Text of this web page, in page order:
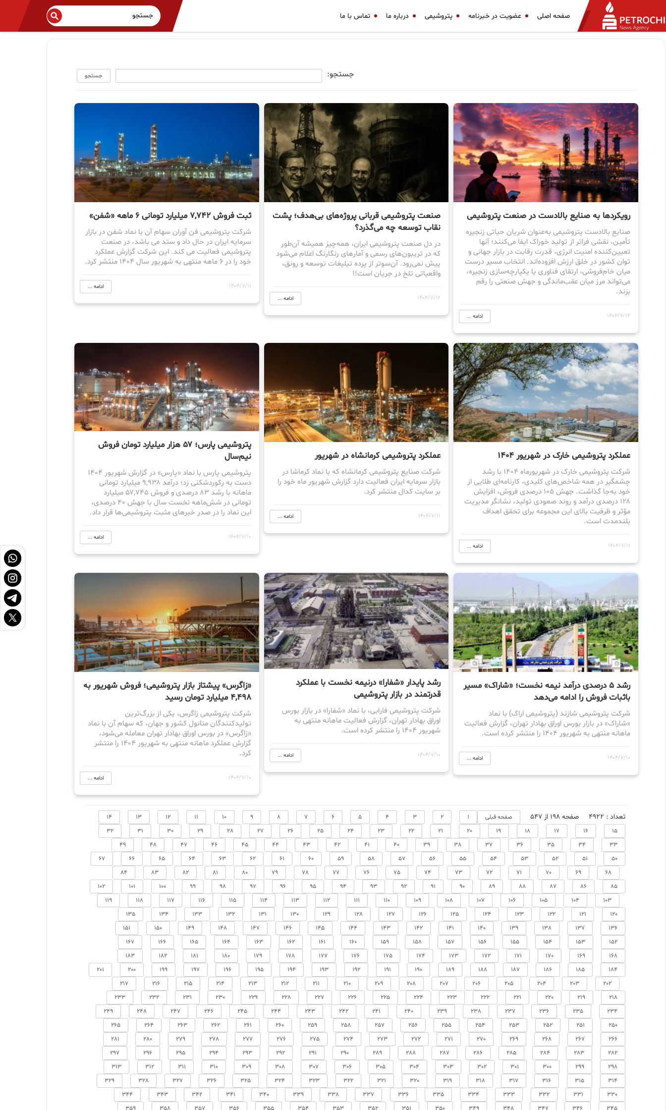
صفحه اصلی عضویت در خبرنامه پتروشیمی درباره ما تماس با ما
جستجو: جستجو
رویکردها به صنایع بالادست در صنعت پتروشیمی
صنایع بالادست پتروشیمی به‌عنوان شریان حیاتی زنجیره
تأمین، نقشی فراتر از تولید خوراک ایفا می‌کنند؛ آنها
تعیین‌کننده امنیت انرژی، قدرت رقابت در بازار جهانی و
توان کشور در خلق ارزش افزوده‌اند. انتخاب مسیر درست
میان خام‌فروشی، ارتقای فناوری یا یکپارچه‌سازی زنجیره،
می‌تواند مرز میان عقب‌ماندگی و جهش صنعتی را رقم
بزند.
1404/7/12 ادامه ...
صنعت پتروشیمی قربانی پروژه‌های بی‌هدف؛ پشت
نقاب توسعه چه می‌گذرد؟
در دل صنعت پتروشیمی ایران، همه‌چیز همیشه آن‌طور
که در تریبون‌های رسمی و آمارهای رنگارنگ اعلام می‌شود
پیش نمی‌رود. آن‌سوتر از پرده‌ تبلیغات توسعه و رونق،
واقعیاتی تلخ در جریان است!!
1404/7/12 ادامه ...
ثبت فروش ۷,۷۴۲ میلیارد تومانی ۶ ماهه «شفن»
شرکت پتروشیمی فن آوران سهام آن با نماد شفن در بازار
سرمایه ایران در حال داد و ستد می باشد، در صنعت
پتروشیمی فعالیت می کند. این شرکت گزارش عملکرد
خود را در 6 ماهه منتهی به شهریور سال 1404 منتشر کرد.
1404/7/11 ادامه ...
عملکرد پتروشیمی خارک در شهریور 1404
شرکت پتروشیمی خارک در شهریورماه ۱۴۰۴ با رشد
چشمگیر در همه شاخص‌های کلیدی، کارنامه‌ای طلایی از
خود به‌جا گذاشت. جهش ۱۰۵ درصدی فروش، افزایش
۱۲۸ درصدی درآمد و روند صعودی تولید، نشانگر مدیریت
مؤثر و ظرفیت بالای این مجموعه برای تحقق اهداف
بلندمدت است.
1404/7/11 ادامه ...
عملکرد پتروشیمی کرمانشاه در شهریور
شرکت صنایع پتروشیمی کرمانشاه که با نماد کرماشا در
بازار سرمایه ایران فعالیت دارد گزارش شهریور ماه خود را
بر سایت کدال منتشر کرد.
1404/7/11 ادامه ...
پتروشیمی پارس؛ ۵۷ هزار میلیارد تومان فروش
نیم‌سال
پتروشیمی پارس با نماد «پارس» در گزارش شهریور ۱۴۰۴
دست به رکوردشکنی زد؛ درآمد ۹,۹۳۸ میلیارد تومانی
ماهانه با رشد ۸۳ درصدی و فروش ۵۷,۷۴۵ میلیارد
تومانی در شش‌ماهه نخست سال با جهش ۴۰ درصدی،
این نماد را در صدر خبرهای مثبت پتروشیمی‌ها قرار داد.
1404/7/10 ادامه ...
رشد ۵ درصدی درآمد نیمه نخست؛ «شاراک» مسیر
باثبات فروش را ادامه می‌دهد
شرکت پتروشیمی شازند (پتروشیمی اراک) با نماد
«شاراک» در بازار بورس اوراق بهادار تهران، گزارش فعالیت
ماهانه منتهی به شهریور ۱۴۰۴ را منتشر کرده است.
1404/7/10 ادامه ...
رشد پایدار «شفارا» درنیمه نخست با عملکرد
قدرتمند در بازار پتروشیمی
شرکت پتروشیمی فارابی، با نماد «شفارا» در بازار بورس
اوراق بهادار تهران، گزارش فعالیت ماهانه منتهی به
شهریور ۱۴۰۴ را منتشر کرده است.
1404/7/10 ادامه ...
«زاگرس» پیشتاز بازار پتروشیمی؛ فروش شهریور به
۴,۴۹۸ میلیارد تومان رسید
شرکت پتروشیمی زاگرس، یکی از بزرگ‌ترین
تولیدکنندگان متانول کشور و جهان، که سهام آن با نماد
«زاگرس» در بورس اوراق بهادار تهران معامله می‌شود،
گزارش عملکرد ماهانه منتهی به شهریور ۱۴۰۴ را منتشر
کرد.
1404/7/10 ادامه ...
تعداد : 4922 صفحه 198 از 547 صفحه قبلی 1
2
3
4
5
6
7
8
9
10
11
12
13
14
15
16
17
18
19
20
21
22
23
24
25
26
27
28
29
30
31
32
33
34
35
36
37
38
39
40
41
42
43
44
45
46
47
48
49
50
51
52
53
54
55
56
57
58
59
60
61
62
63
64
65
66
67
68
69
70
71
72
73
74
75
76
77
78
79
80
81
82
83
84
85
86
87
88
89
90
91
92
93
94
95
96
97
98
99
100
101
102
103
104
105
106
107
108
109
110
111
112
113
114
115
116
117
118
119
120
121
122
123
124
125
126
127
128
129
130
131
132
133
134
135
136
137
138
139
140
141
142
143
144
145
146
147
148
149
150
151
152
153
154
155
156
157
158
159
160
161
162
163
164
165
166
167
168
169
170
171
172
173
174
175
176
177
178
179
180
181
182
183
184
185
186
187
188
189
190
191
192
193
194
195
196
197
199
200
201
202
203
204
205
206
207
208
209
210
211
212
213
214
215
216
217
218
219
220
221
222
223
224
225
226
227
228
229
230
231
232
233
234
235
236
237
238
239
240
241
242
243
244
245
246
247
248
249
250
251
252
253
254
255
256
257
258
259
260
261
262
263
264
265
266
267
268
269
270
271
272
273
274
275
276
277
278
279
280
281
282
283
284
285
286
287
288
289
290
291
292
293
294
295
296
297
298
299
300
301
302
303
304
305
306
307
308
309
310
311
312
313
314
315
316
317
318
319
320
321
322
323
324
325
326
327
328
329
330
331
332
333
334
335
336
337
338
339
340
341
342
343
344